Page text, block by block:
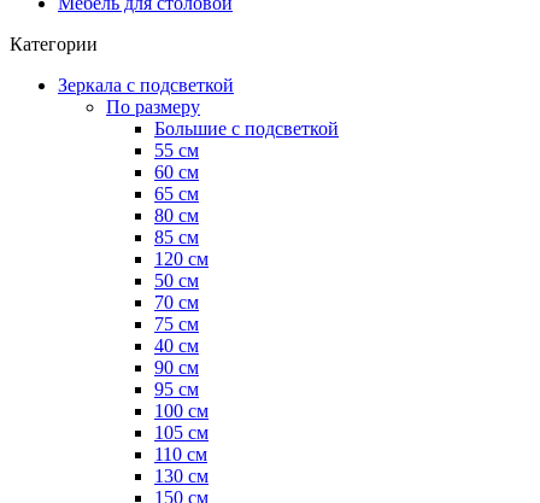
Категории
Зеркала с подсветкой
По размеру
Большие с подсветкой
55 см
60 см
65 см
80 см
85 см
120 см
50 см
70 см
75 см
40 см
90 см
95 см
100 см
105 см
110 см
130 см
150 см